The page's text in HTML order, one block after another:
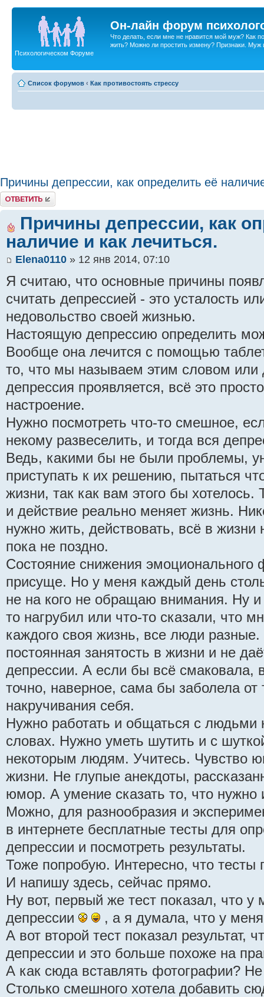
Он-лайн форум
Что делать, если мне не нравится мой муж? Как
жить? Можно ли простить измену? Признаки. Муж
Психологическом Форуме
Список форумов ‹ Как противостоять стрессу
Причины депрессии, как определить её
Ответить
Причины депрессии, как
наличие и как лечиться.
Elena0110 » 12 янв 2014, 07:10
Я считаю, что основные причины
считать депрессией - это усталость
недовольство своей жизнью.
Настоящую депрессию определить
Вообще она лечится с помощью
то, что мы называем этим словом или
депрессия проявляется, всё это
настроение.
Нужно посмотреть что-то смешное,
некому развеселить, и тогда вся
Ведь, какими бы не были проблемы,
приступать к их решению, пытаться
жизни, так как вам этого бы
и действие реально меняет жизнь.
нужно жить, действовать, всё в
пока не поздно.
Состояние снижения эмоционального
присуще. Но у меня каждый день
не на кого не обращаю внимания. Ну
то нагрубил или что-то сказали, что
каждого своя жизнь, все люди
постоянная занятость в жизни и не
депрессии. А если бы всё смаковала,
точно, наверное, сама бы заболела от
накручивания себя.
Нужно работать и общаться с людьми
словах. Нужно уметь шутить и с
некоторым людям. Учитесь. Чувство
жизни. Не глупые анекдоты,
юмор. А умение сказать то, что нужно
Можно, для разнообразия и
в интернете бесплатные тесты для
депрессии и посмотреть результаты.
Тоже попробую. Интересно, что тесты
И напишу здесь, сейчас прямо.
Ну вот, первый же тест показал, что у
депрессии
, а я думала, что у меня
А вот второй тест показал результат,
депрессии и это больше похоже на
А как сюда вставлять фотографии? Не
Столько смешного хотела добавить